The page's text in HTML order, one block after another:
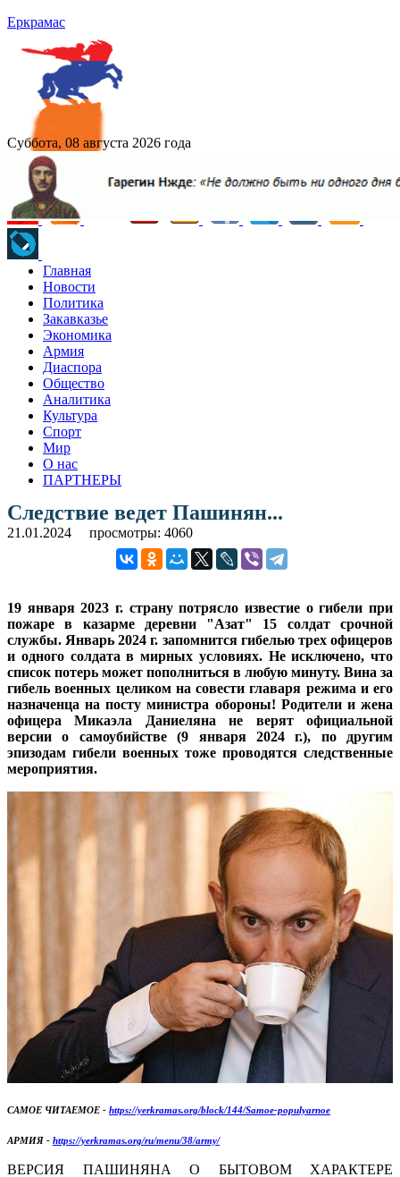
Еркрамас
Суббота, 08 августа 2026 года
Главная
Новости
Политика
Закавказье
Экономика
Армия
Диаспора
Общество
Аналитика
Культура
Спорт
Мир
О нас
ПАРТНЕРЫ
Следствие ведет Пашинян...
21.01.2024 просмотры: 4060
19 января 2023 г. страну потрясло известие о гибели при
пожаре в казарме деревни "Азат" 15 солдат срочной
службы. Январь 2024 г. запомнится гибелью трех офицеров
и одного солдата в мирных условиях. Не исключено, что
список потерь может пополниться в любую минуту. Вина за
гибель военных целиком на совести главаря режима и его
назначенца на посту министра обороны! Родители и жена
офицера Микаэла Даниеляна не верят официальной
версии о самоубийстве (9 января 2024 г.), по другим
эпизодам гибели военных тоже проводятся следственные
мероприятия.
САМОЕ ЧИТАЕМОЕ - https://yerkramas.org/block/144/Samoe-populyarnoe
АРМИЯ - https://yerkramas.org/ru/menu/38/army/
ВЕРСИЯ ПАШИНЯНА О БЫТОВОМ ХАРАКТЕРЕ